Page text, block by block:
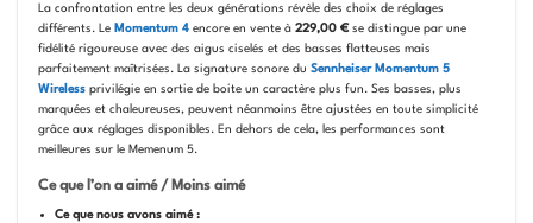
La confrontation entre les deux générations révèle des choix de réglages
différents. Le Momentum 4encore en vente à 229,00 €se distingue par une
fidélité rigoureuse avec des aigus ciselés et des basses flatteuses mais
parfaitement maîtrisées. La signature sonore du Sennheiser Momentum 5
Wireless privilégie en sortie de boite un caractère plus fun. Ses basses, plus
marquées et chaleureuses, peuvent néanmoins être ajustées en toute simplicité
grâce aux réglages disponibles. En dehors de cela, les performances sont
meilleures sur le Memenum 5.
Ce que l’on a aimé / Moins aimé
Ce que nous avons aimé :